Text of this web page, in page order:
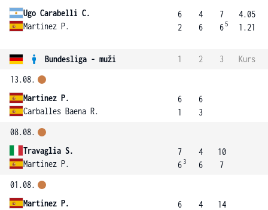
Ugo Carabelli C.
Martinez P.
6
2
4
6
7
6 5
4.05
1.21
Bundesliga - muži 1 2 3
Kurs
13.08.
Martinez P.
Carballes Baena R.
6
1
6
3
08.08.
Travaglia S.
Martinez P.
7
6 3
4
6
10
7
01.08.
Martinez P.
6
4
14